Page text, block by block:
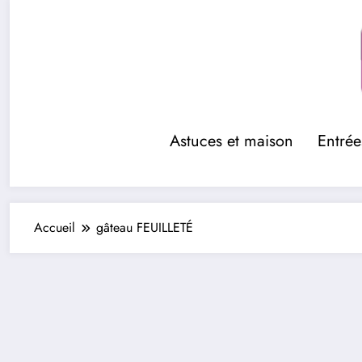
Astuces et maison
Accueil gâteau FEUILLETÉ